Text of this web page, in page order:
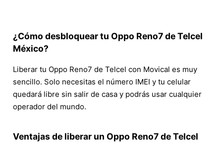
¿Cómo desbloquear tu Oppo Reno7 de Telcel
México?
Liberar tu Oppo Reno7 de Telcel con Movical es muy
sencillo. Solo necesitas el número IMEI y tu celular
quedará libre sin salir de casa y podrás usar cualquier
operador del mundo.
Ventajas de liberar un Oppo Reno7 de Telcel